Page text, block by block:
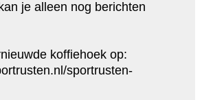
je alleen nog berichten
koffiehoek op:
sportrusten-